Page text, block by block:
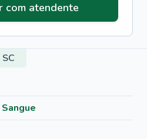
com atendente